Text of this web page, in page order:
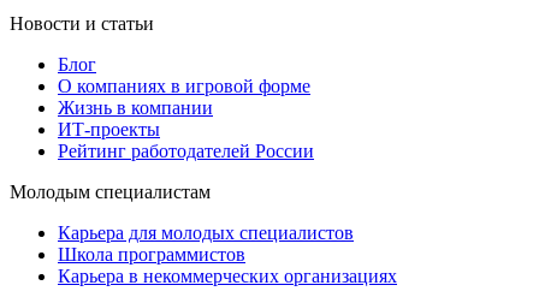
Новости и статьи
Блог
О компаниях в игровой форме
Жизнь в компании
ИТ-проекты
Рейтинг работодателей России
Молодым специалистам
Карьера для молодых специалистов
Школа программистов
Карьера в некоммерческих организациях